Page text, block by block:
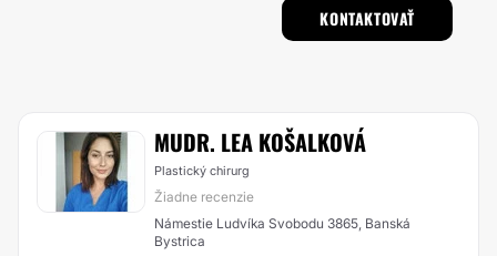
KONTAKTOVAŤ
MUDR. LEA KOŠALKOVÁ
Plastický chirurg
Žiadne recenzie
Námestie Ludvíka Svobodu 3865, Banská
Bystrica